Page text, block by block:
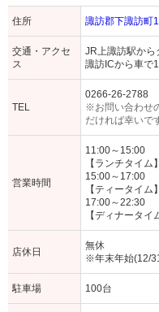
住所 諏訪郡下諏訪町
交通・アクセ
ス
JR上諏訪駅か
諏訪ICから車で
TEL
0266-26-2788
※お問い合わせ
だければ幸いで
営業時間
11:00～15:00
【ランチタイム】
15:00～17:00
【ティータイム】
17:00～22:30
【ディナータ
店休日
無休
※年末年始(12/
駐車場 100台